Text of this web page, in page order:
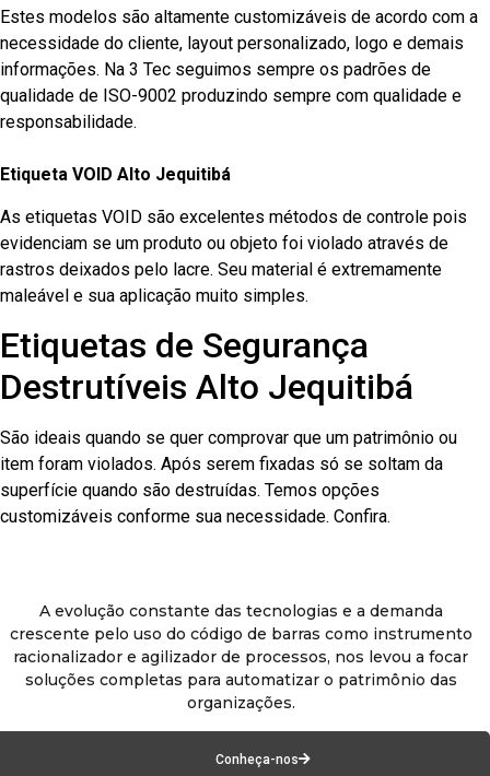
Estes modelos são altamente customizáveis de acordo com a
necessidade do cliente, layout personalizado, logo e demais
informações. Na 3 Tec seguimos sempre os padrões de
qualidade de ISO-9002 produzindo sempre com qualidade e
responsabilidade.
Etiqueta VOID Alto Jequitibá
As etiquetas VOID são excelentes métodos de controle pois
evidenciam se um produto ou objeto foi violado através de
rastros deixados pelo lacre. Seu material é extremamente
maleável e sua aplicação muito simples.
Etiquetas de Segurança
Destrutíveis Alto Jequitibá
São ideais quando se quer comprovar que um patrimônio ou
item foram violados. Após serem fixadas só se soltam da
superfície quando são destruídas. Temos opções
customizáveis conforme sua necessidade. Confira.
A evolução constante das tecnologias e a demanda
crescente pelo uso do código de barras como instrumento
racionalizador e agilizador de processos, nos levou a focar
soluções completas para automatizar o patrimônio das
organizações.
Conheça-nos